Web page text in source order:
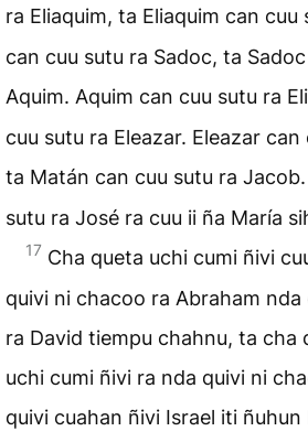
ra Eliaquim, ta Eliaquim can cuu
can cuu sutu ra Sadoc, ta
Aquim. Aquim can cuu sutu ra
cuu sutu ra Eleazar. Eleazar
ta Matán can cuu sutu ra Jacob.
sutu ra José ra cuu ii ña María
17 Cha queta uchi cumi ñivi
quivi ni chacoo ra Abraham
ra David tiempu chahnu, ta cha
uchi cumi ñivi ra nda quivi ni
quivi cuahan ñivi Israel iti ñuhun